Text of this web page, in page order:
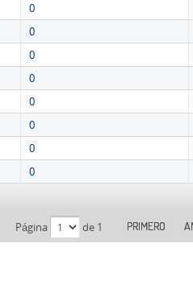
0
0
0
0
0
0
0
0
Página de 1 PRIMERO